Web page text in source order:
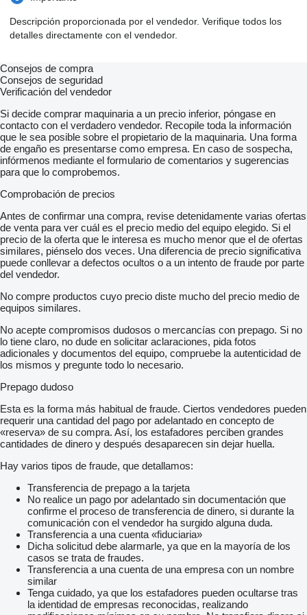
PAC Pachet Avantaj
U59 Pachet confort scaun
P44 Pachet parcare
P49 Pachet oglinda
P59 Pachet Urban/Progressive
PBF Sistemul de navigatie MBUX Plus
873 Incalzire scaun pentru sofer si insotitor
875 Instalatie de spalat geamuri incazita
365 Navigatie pe hard-disk
15U Preinstalare Smartphone Integration MB-Link
1U5 Caseta directie cu rulmenti din cauciuc
213 Directie parametrii / directie Vario
218 Camera video pentru mers inapoi
235 Asistenta activa la parcare
243 Sistem activ de asistenta pentru mentinerea directiei
(camera de luat vederi)
249 Oglinda interioara si exterioara cu sistem automat antiorbire
255B Mb-Mobilo cu DSB si GGD
258 Sistem avertizare coliziune cu interventie activa in sistemul
de franare FCW-Stop
270 Antena GPS
286 Plase bagaje pe spatare scaune sofer st si dr
287 Posibilitate de incarcare
2U1 Jaluzea radiator
2U8 Refrigerent alternativ
345 Senzor de ploaie
351 Ecall-sistem pentru apeluri de urgenta
355 Kit preinstalare pentru echipare ulterioara sistem de
navigatie
367 Kit pre-instalare pentru Live Traffic Information
428 Butoane de cuplare de pe volan/padele de cuplare pe volan
Vopsite
429 Cutie de viteze automata cu ambreiaj dublu cu 7 trepte
440 Tempomat
446 Touchpad only
458 Display panou de instrumente S
475 Control presiune in anvelope (RDK)
485 Sistem de rulare tip confort
500 Oglinda exterioara rabatabila electric
502 Actualizari gratuite harti pe mai multi ani
513 Recunoastere semne de circulatie
543 Parasolar cu functie suplimentara
549 Connect 20 HIGH (NTG6)
580 Instalatie de climatizare
598 Filtru particule benzina (OPF) cu sistem de senzori
608 Cuplare automata a fazei lungi (IHC)
632 Far cu LED-uri static circulatie pe dreapta
70B Vesta reflectorizanta
Descripción proporcionada por el vendedor. Verifique todos los
detalles directamente con el vendedor.
Consejos de compra
Consejos de seguridad
Verificación del vendedor
Si decide comprar maquinaria a un precio inferior, póngase en
contacto con el verdadero vendedor. Recopile toda la información
que le sea posible sobre el propietario de la maquinaria. Una forma
de engaño es presentarse como empresa. En caso de sospecha,
infórmenos mediante el formulario de comentarios y sugerencias
para que lo comprobemos.
Comprobación de precios
Antes de confirmar una compra, revise detenidamente varias ofertas
de venta para ver cuál es el precio medio del equipo elegido. Si el
precio de la oferta que le interesa es mucho menor que el de ofertas
similares, piénselo dos veces. Una diferencia de precio significativa
puede conllevar a defectos ocultos o a un intento de fraude por parte
del vendedor.
No compre productos cuyo precio diste mucho del precio medio de
equipos similares.
No acepte compromisos dudosos o mercancías con prepago. Si no
lo tiene claro, no dude en solicitar aclaraciones, pida fotos
adicionales y documentos del equipo, compruebe la autenticidad de
los mismos y pregunte todo lo necesario.
Prepago dudoso
Esta es la forma más habitual de fraude. Ciertos vendedores pueden
requerir una cantidad del pago por adelantado en concepto de
«reserva» de su compra. Así, los estafadores perciben grandes
cantidades de dinero y después desaparecen sin dejar huella.
Hay varios tipos de fraude, que detallamos:
Transferencia de prepago a la tarjeta
No realice un pago por adelantado sin documentación que
confirme el proceso de transferencia de dinero, si durante la
comunicación con el vendedor ha surgido alguna duda.
Transferencia a una cuenta «fiduciaria»
Dicha solicitud debe alarmarle, ya que en la mayoría de los
casos se trata de fraudes.
Transferencia a una cuenta de una empresa con un nombre
similar
Tenga cuidado, ya que los estafadores pueden ocultarse tras
la identidad de empresas reconocidas, realizando